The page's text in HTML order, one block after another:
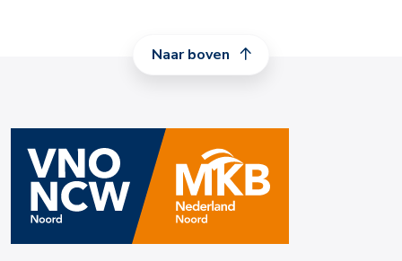
Naar boven